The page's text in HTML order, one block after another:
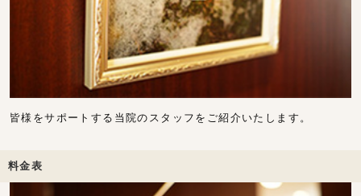
皆様をサポートする当院のスタッフをご紹介いたします。
料金表